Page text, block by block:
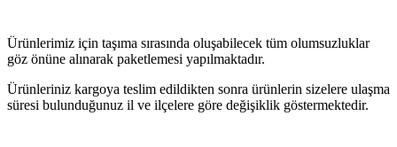
Ürünlerimiz için taşıma sırasında oluşabilecek tüm olumsuzluklar
göz önüne alınarak paketlemesi yapılmaktadır.
Ürünleriniz kargoya teslim edildikten sonra ürünlerin sizelere ulaşma
süresi bulunduğunuz il ve ilçelere göre değişiklik göstermektedir.